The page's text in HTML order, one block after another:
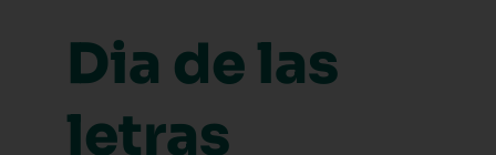
Dia de las
letras